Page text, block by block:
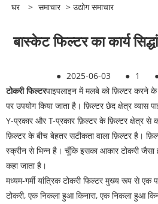
घर > समाचार > उद्योग समाचार
बास्केट फिल्टर का कार्य
● 2025-06-03 ● 1
टोकरी फिल्टरपाइपलाइन में मलबे को फ़िल्टर करने
पर उपयोग किया जाता है। फ़िल्टर छेद क्षेत्र व्यास
Y-प्रकार और T-प्रकार फ़िल्टर के फ़िल्टर क्षेत्र से
फ़िल्टर के बीच बेहतर सटीकता वाला फ़िल्टर है।
स्क्रीन से भिन्न है। चूँकि इसका आकार टोकरी जैसा
कहा जाता है।
मध्यम-गर्मी यांत्रिक टोकरी फिल्टर मुख्य रूप से एक
टोकरी, एक निकला हुआ किनारा, एक निकला हुआ